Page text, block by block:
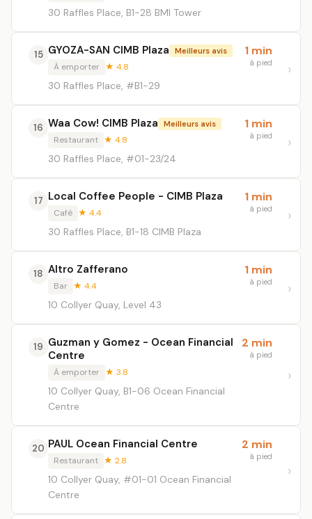
30 Raffles Place, B1-28 BMI Tower
15 GYOZA-SAN CIMB Plaza Meilleurs avis
À emporter ★ 4.8
30 Raffles Place, #B1-29
1 min
à pied
16 Waa Cow! CIMB Plaza Meilleurs avis
Restaurant ★ 4.8
30 Raffles Place, #01-23/24
1 min
à pied
17 Local Coffee People - CIMB Plaza
Café ★ 4.4
30 Raffles Place, B1-18 CIMB Plaza
1 min
à pied
18 Altro Zafferano
Bar ★ 4.4
10 Collyer Quay, Level 43
1 min
à pied
19 Guzman y Gomez - Ocean Financial
Centre
À emporter ★ 3.8
10 Collyer Quay, B1-06 Ocean Financial
Centre
2 min
à pied
20 PAUL Ocean Financial Centre
Restaurant ★ 2.8
10 Collyer Quay, #01-01 Ocean Financial
Centre
2 min
à pied